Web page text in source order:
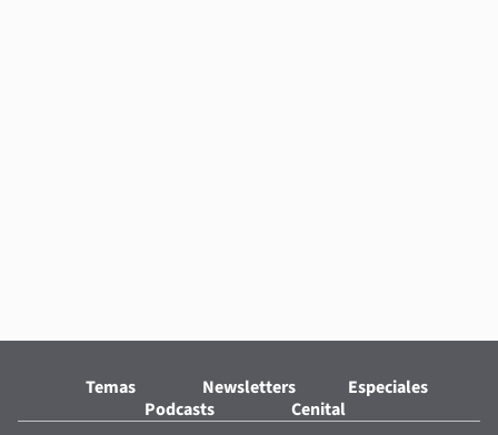
Temas Newsletters
Especiales
Podcasts
Cenital